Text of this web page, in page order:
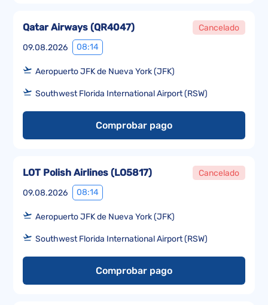
09.08.2026 08:14
Qatar Airways (QR4047) Cancelado
Aeropuerto JFK de Nueva York (JFK)
Southwest Florida International Airport (RSW)
Comprobar pago
09.08.2026 08:14
LOT Polish Airlines (LO5817) Cancelado
Aeropuerto JFK de Nueva York (JFK)
Southwest Florida International Airport (RSW)
Comprobar pago